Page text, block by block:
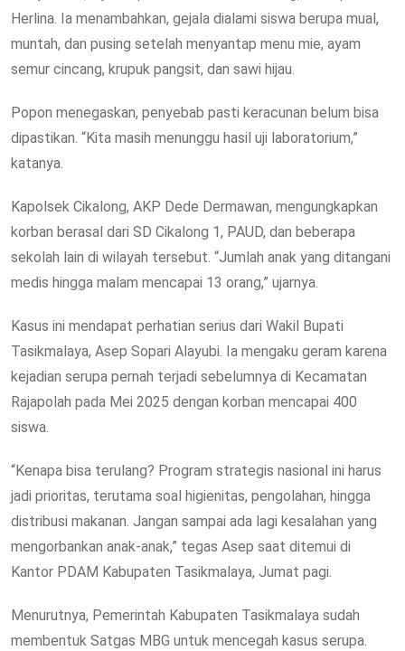
Herlina. Ia menambahkan, gejala dialami siswa berupa mual,
muntah, dan pusing setelah menyantap menu mie, ayam
semur cincang, krupuk pangsit, dan sawi hijau.
Popon menegaskan, penyebab pasti keracunan belum bisa
dipastikan. “Kita masih menunggu hasil uji laboratorium,”
katanya.
Kapolsek Cikalong, AKP Dede Dermawan, mengungkapkan
korban berasal dari SD Cikalong 1, PAUD, dan beberapa
sekolah lain di wilayah tersebut. “Jumlah anak yang ditangani
medis hingga malam mencapai 13 orang,” ujarnya.
Kasus ini mendapat perhatian serius dari Wakil Bupati
Tasikmalaya, Asep Sopari Alayubi. Ia mengaku geram karena
kejadian serupa pernah terjadi sebelumnya di Kecamatan
Rajapolah pada Mei 2025 dengan korban mencapai 400
siswa.
“Kenapa bisa terulang? Program strategis nasional ini harus
jadi prioritas, terutama soal higienitas, pengolahan, hingga
distribusi makanan. Jangan sampai ada lagi kesalahan yang
mengorbankan anak-anak,” tegas Asep saat ditemui di
Kantor PDAM Kabupaten Tasikmalaya, Jumat pagi.
Menurutnya, Pemerintah Kabupaten Tasikmalaya sudah
membentuk Satgas MBG untuk mencegah kasus serupa.